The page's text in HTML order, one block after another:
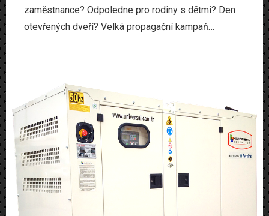
zaměstnance? Odpoledne pro rodiny s dětmi? Den
otevřených dveří? Velká propagační kampaň…